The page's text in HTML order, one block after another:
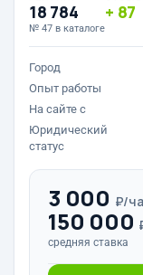
18 784
№ 47 в каталоге
87
Город
Опыт работы
На сайте с
Юридический
статус
3 000 ₽/
150 000
средняя ставка